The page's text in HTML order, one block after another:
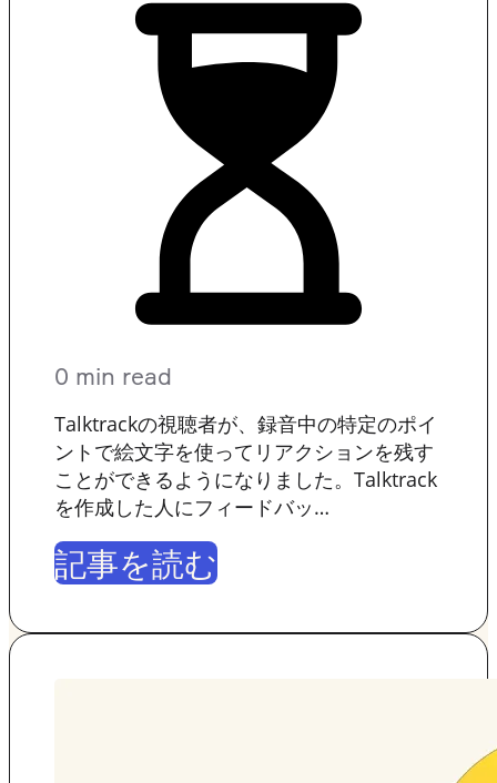
0 min read
Talktrackの視聴者が、録音中の特定のポイ
ントで絵文字を使ってリアクションを残す
ことができるようになりました。Talktrack
を作成した人にフィードバッ…
記事を読む